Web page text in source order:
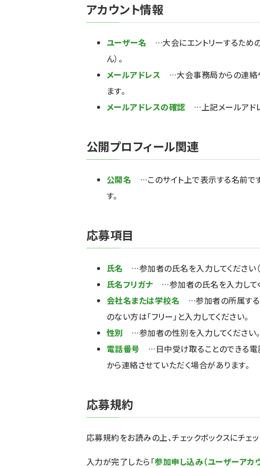
アカウント情報
ユーザー名 …大会にエントリーするため
ん）。
メールアドレス …大会事務局からの連絡
ます。
メールアドレスの確認 …上記メールアド
公開プロフィール関連
公開名 …このサイト上で表示する名前で
す。
応募項目
氏名 …参加者の氏名を入力してください（
氏名フリガナ …参加者の氏名を入力してく
会社名または学校名 …参加者の所属する
のない方は「フリー」と入力してください。
性別 …参加者の性別を入力してください。
電話番号 …日中受け取ることのできる電
から連絡させていただく場合があります。
応募規約
応募規約をお読みの上、チェックボックスにチェッ
入力が完了したら「参加申し込み（ユーザーアカ